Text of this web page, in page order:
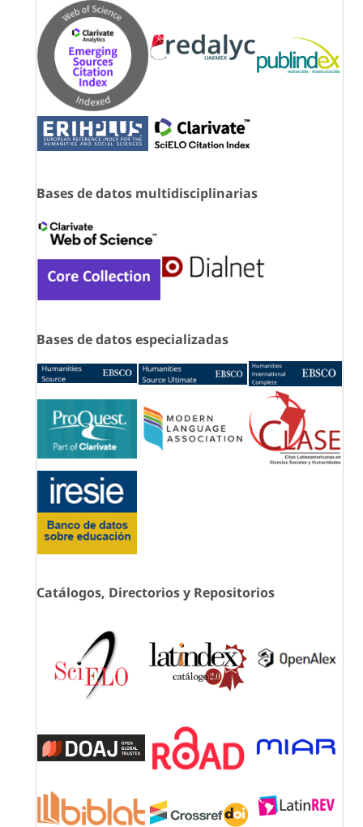
Bases de datos multidisciplinarias
Bases de datos especializadas
Catálogos, Directorios y Repositorios